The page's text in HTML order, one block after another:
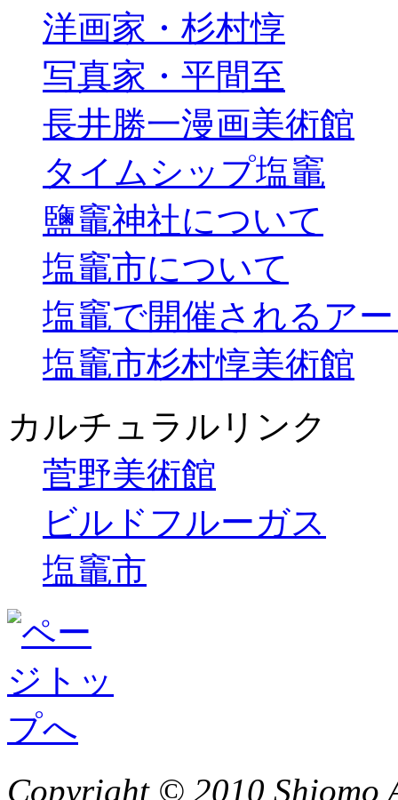
洋画家・杉村惇
写真家・平間至
長井勝一漫画美術館
タイムシップ塩竈
鹽竈神社について
塩竈市について
塩竈で開催されるア
塩竈市杉村惇美術館
カルチュラルリンク
菅野美術館
ビルドフルーガス
塩竈市
Copyright © 2010 Shiomo